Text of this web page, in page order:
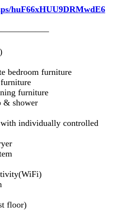
huF66xHUU9DRMwdE6
bedroom furniture
furniture
& shower
individually controlled
floor)